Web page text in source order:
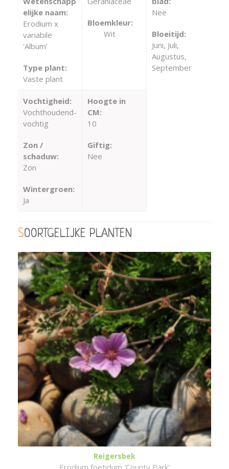
elijke naam:
Erodium x
variabile
'Album'
Type plant:
Vaste plant
Bloemkleur:
Wit
Nee
Bloeitijd:
Juni, Juli,
Augustus,
September
Vochtigheid:
Vochthoudend-
vochtig
Zon /
schaduw:
Zon
Wintergroen:
Ja
Hoogte in
CM:
10
Giftig:
Nee
SOORTGELIJKE PLANTEN
Reigersbek